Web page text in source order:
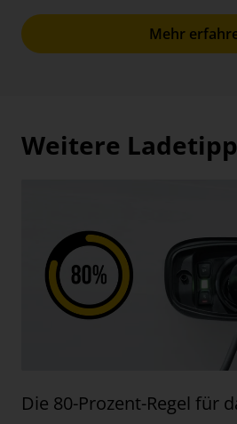
Mehr
Weitere
Die 80-Prozent-Regel für